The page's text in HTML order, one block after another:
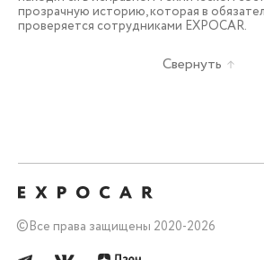
прозрачную историю, которая в
проверяется сотрудниками EXPOCAR.
Свернуть
©Все права защищены 2020-2026